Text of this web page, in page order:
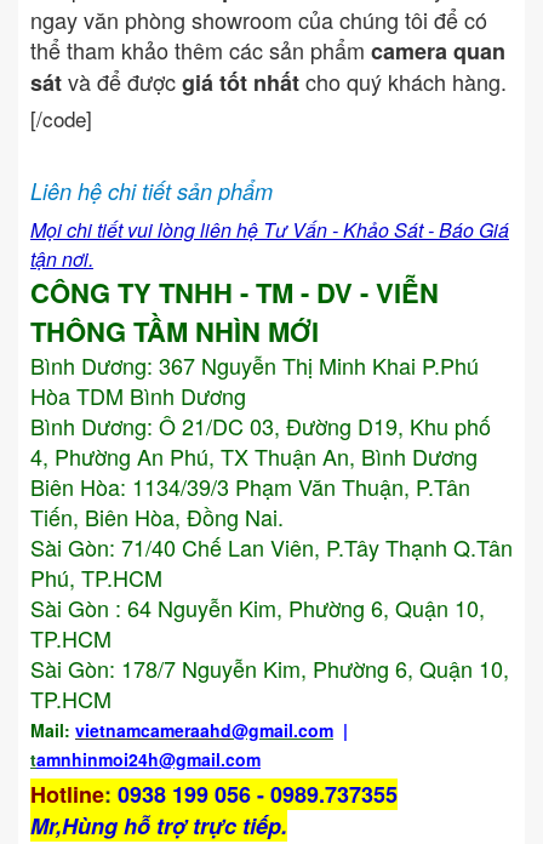
ngay văn phòng showroom của chúng tôi để có
thể tham khảo thêm các sản phẩm camera quan
sátvà để đượcgiá tốt nhấtcho quý khách hàng.
[/code]
Liên hệ chi tiết sản phẩm
Mọi chi tiết vui lòng liên hệ Tư Vấn - Khảo Sát - Báo Giá
tận nơi.
CÔNG TY TNHH - TM - DV - VIỄN
THÔNG TẦM NHÌN MỚI
Bình Dương: 367 Nguyễn Thị Minh Khai P.Phú
Hòa TDM Bình Dương
Bình Dương: Ô 21/DC 03, Đường D19, Khu phố
4, Phường An Phú, TX Thuận An, Bình Dương
Biên Hòa: 1134/39/3 Phạm Văn Thuận, P.Tân
Tiến, Biên Hòa, Đồng Nai.
Sài Gòn: 71/40 Chế Lan Viên, P.Tây Thạnh Q.Tân
Phú, TP.HCM
Sài Gòn : 64 Nguyễn Kim, Phường 6, Quận 10,
TP.HCM
Sài Gòn: 178/7 Nguyễn Kim, Phường 6, Quận 10,
TP.HCM
Mail: vietnamcameraahd@gmail.com |
tamnhinmoi24h@gmail.com
Hotline: 0938 199 056 - 0989.737355
Mr,Hùng hỗ trợ trực tiếp.